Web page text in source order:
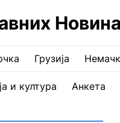
Грузија
и култура Анкета